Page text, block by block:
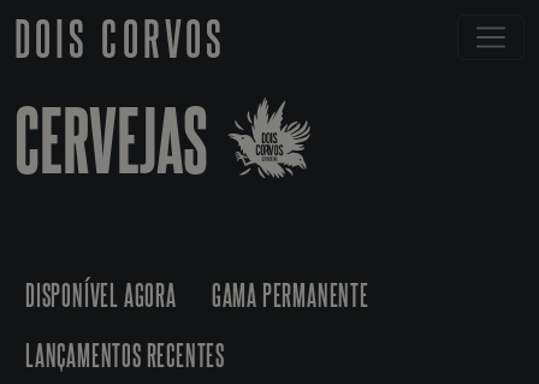
DOIS CORVOS
CERVEJAS
DISPONÍVEL AGORA
GAMA PERMANENTE
LANÇAMENTOS RECENTES